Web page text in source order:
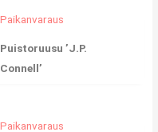
Puistoruusu ’J.P.
Connell’